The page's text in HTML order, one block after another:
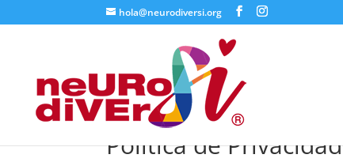
hola@neurodiversi.org
Política de Privacidad